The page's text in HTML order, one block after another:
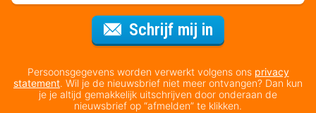
Schrijf mij in
Persoonsgegevens worden verwerkt volgens ons privacy
statement. Wil je de nieuwsbrief niet meer ontvangen? Dan kun
je je altijd gemakkelijk uitschrijven door onderaan de
nieuwsbrief op “afmelden” te klikken.